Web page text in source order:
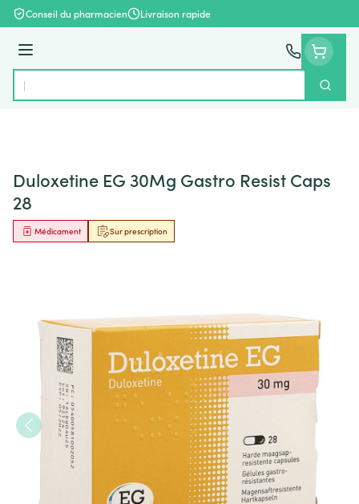
Aller au contenu
Conseil du pharmacien Livraison rapide
Menu
Rechercher
Duloxetine EG 30Mg Gastro Resist Caps
28
Sur prescription
Médicament